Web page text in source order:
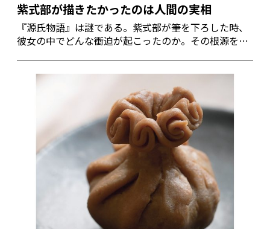
紫式部が描きたかったのは人間の実相
『源氏物語』は謎である。紫式部が筆を下ろした時、
彼女の中でどんな衝迫が起こったのか。その根源を
語に関するあらゆることを知る上智大学教授の三田村
雅子氏。平安貴族の生活・文化に通じた同志社女子大
学名誉教授の朧谷壽氏。三人の研究者が語る紫式部の